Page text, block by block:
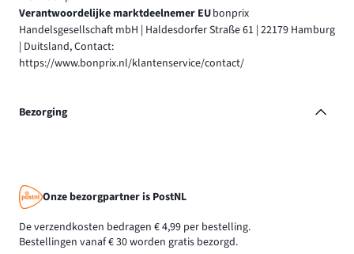
Verantwoordelijke marktdeelnemer EUbonprix
Handelsgesellschaft mbH | Haldesdorfer Straße 61 | 22179 Hamburg
| Duitsland, Contact:
https://www.bonprix.nl/klantenservice/contact/
Bezorging
Onze bezorgpartner is PostNL
De verzendkosten bedragen € 4,99 per bestelling.
Bestellingen vanaf € 30 worden gratis bezorgd.